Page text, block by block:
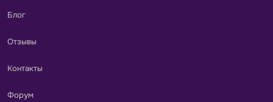
Блог
Отзывы
Контакты
Форум